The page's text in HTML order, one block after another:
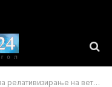
исчекор, нашите пречки се ирационални